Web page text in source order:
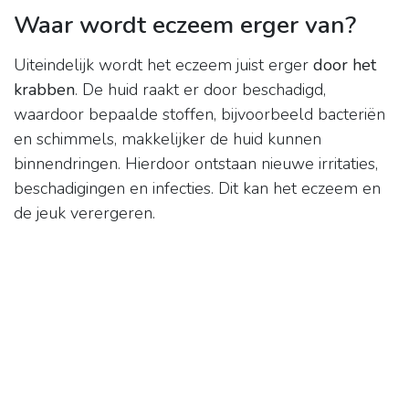
Waar wordt eczeem erger van?
Uiteindelijk wordt het eczeem juist erger door het
krabben. De huid raakt er door beschadigd,
waardoor bepaalde stoffen, bijvoorbeeld bacteriën
en schimmels, makkelijker de huid kunnen
binnendringen. Hierdoor ontstaan nieuwe irritaties,
beschadigingen en infecties. Dit kan het eczeem en
de jeuk verergeren.